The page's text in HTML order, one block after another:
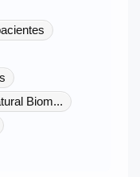
Biom...